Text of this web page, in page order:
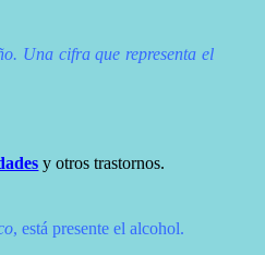
Una cifra que representa el
y otros trastornos.
, está presente el alcohol.